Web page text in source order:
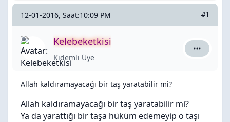
12-01-2016, Saat:10:09 PM #1
Kelebeketkisi
Kıdemli Üye
Allah kaldıramayacağı bir taş yaratabilir mi?
Allah kaldıramayacağı bir taş yaratabilir mi?
Ya da yarattığı bir taşa hüküm edemeyip o taşı